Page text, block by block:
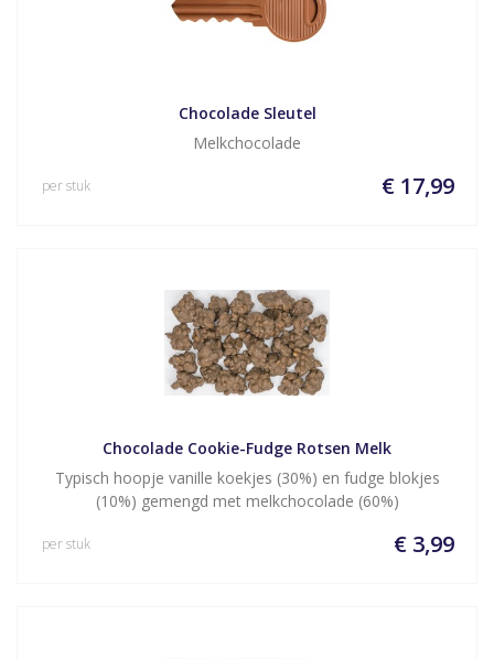
Chocolade Sleutel
Melkchocolade
€ 17,99
per stuk
Chocolade Cookie-Fudge Rotsen Melk
Typisch hoopje vanille koekjes (30%) en fudge blokjes
(10%) gemengd met melkchocolade (60%)
€ 3,99
per stuk